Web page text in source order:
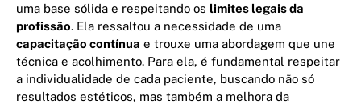
uma base sólida e respeitando os limites legais da
profissão. Ela ressaltou a necessidade de uma
capacitação contínua e trouxe uma abordagem que une
técnica e acolhimento. Para ela, é fundamental respeitar
a individualidade de cada paciente, buscando não só
resultados estéticos, mas também a melhora da